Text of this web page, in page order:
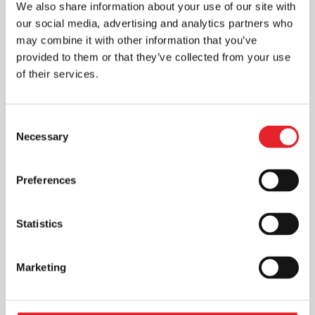
We also share information about your use of our site with
our social media, advertising and analytics partners who
may combine it with other information that you’ve
provided to them or that they’ve collected from your use
of their services.
Selection
Necessary
Preferences
Statistics
Marketing
dažnu atveju gali būti pigesnė...
geresnius rezultatus